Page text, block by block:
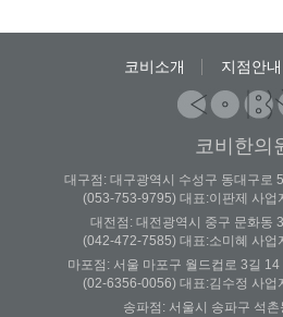
코비소개 지점안내
코비한의
대구점: 대구광역시 수성구 동대구로
(053-753-9795) 대표:이판제 사업
대전점: 대전광역시 중구 문화동
(042-472-7585) 대표:소미혜 사업
마포점: 서울 마포구 월드컵로 3길
(02-6356-0056) 대표:김수정 사업
송파점: 서울시 송파구 석촌